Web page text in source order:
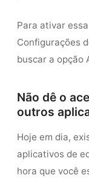
Para ativar
Configurações
buscar a opção
Não dê o
outros
Hoje em dia,
aplicativos de
hora que você